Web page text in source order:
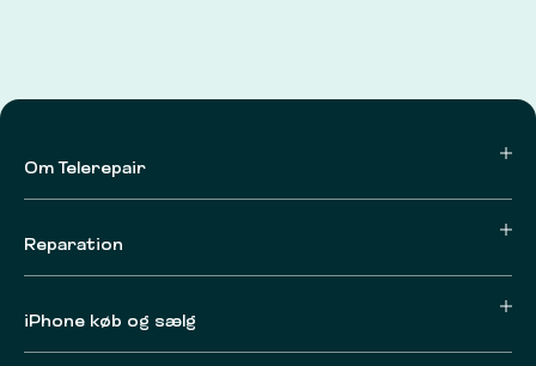
Om Telerepair
Reparation
iPhone køb og sælg